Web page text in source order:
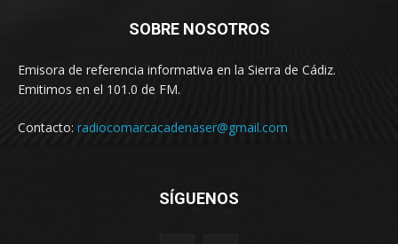
SOBRE NOSOTROS
Emisora de referencia informativa en la Sierra de Cádiz.
Emitimos en el 101.0 de FM.
Contacto: radiocomarcacadenaser@gmail.com
SÍGUENOS